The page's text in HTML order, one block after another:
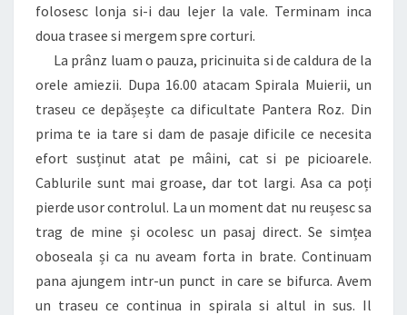
folosesc lonja si-i dau lejer la vale. Terminam inca
doua trasee si mergem spre corturi.
La prânz luam o pauza, pricinuita si de caldura de la
orele amiezii. Dupa 16.00 atacam Spirala Muierii, un
traseu ce depășește ca dificultate Pantera Roz. Din
prima te ia tare si dam de pasaje dificile ce necesita
efort susținut atat pe mâini, cat si pe picioarele.
Cablurile sunt mai groase, dar tot largi. Asa ca poți
pierde usor controlul. La un moment dat nu reușesc sa
trag de mine și ocolesc un pasaj direct. Se simțea
oboseala și ca nu aveam forta in brate. Continuam
pana ajungem intr-un punct in care se bifurca. Avem
un traseu ce continua in spirala si altul in sus. Il